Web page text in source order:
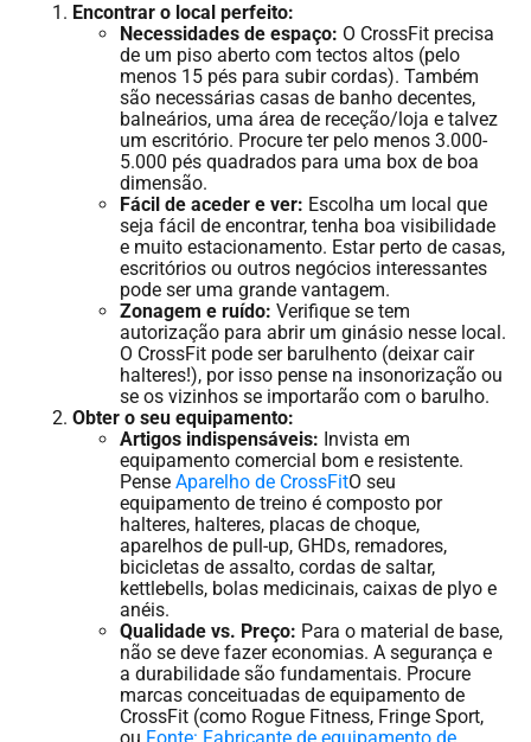
Encontrar o local perfeito:
Necessidades de espaço: O CrossFit precisa
de um piso aberto com tectos altos (pelo
menos 15 pés para subir cordas). Também
são necessárias casas de banho decentes,
balneários, uma área de receção/loja e talvez
um escritório. Procure ter pelo menos 3.000-
5.000 pés quadrados para uma box de boa
dimensão.
Fácil de aceder e ver: Escolha um local que
seja fácil de encontrar, tenha boa visibilidade
e muito estacionamento. Estar perto de casas,
escritórios ou outros negócios interessantes
pode ser uma grande vantagem.
Zonagem e ruído: Verifique se tem
autorização para abrir um ginásio nesse local.
O CrossFit pode ser barulhento (deixar cair
halteres!), por isso pense na insonorização ou
se os vizinhos se importarão com o barulho.
Obter o seu equipamento:
Artigos indispensáveis: Invista em
equipamento comercial bom e resistente.
Pense Aparelho de CrossFitO seu
equipamento de treino é composto por
halteres, halteres, placas de choque,
aparelhos de pull-up, GHDs, remadores,
bicicletas de assalto, cordas de saltar,
kettlebells, bolas medicinais, caixas de plyo e
anéis.
Qualidade vs. Preço: Para o material de base,
não se deve fazer economias. A segurança e
a durabilidade são fundamentais. Procure
marcas conceituadas de equipamento de
CrossFit (como Rogue Fitness, Fringe Sport,